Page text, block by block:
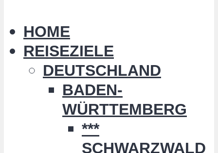
HOME
REISEZIELE
DEUTSCHLAND
BADEN-
WÜRTTEMBERG
***
SCHWARZWALD